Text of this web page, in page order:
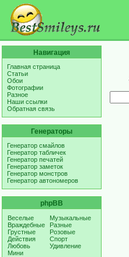
Навигация
Главная страница
Статьи
Обои
Фотографии
Разное
Наши ссылки
Обратная связь
Генераторы
Генератор смайлов
Генератор табличек
Генератор печатей
Генератор заметок
Генератор монстров
Генератор автономеров
phpBB
Веселые
Враждебные
Грустные
Действия
Любовь
Мини
Музыкальные
Разные
Розовые
Спорт
Удивление